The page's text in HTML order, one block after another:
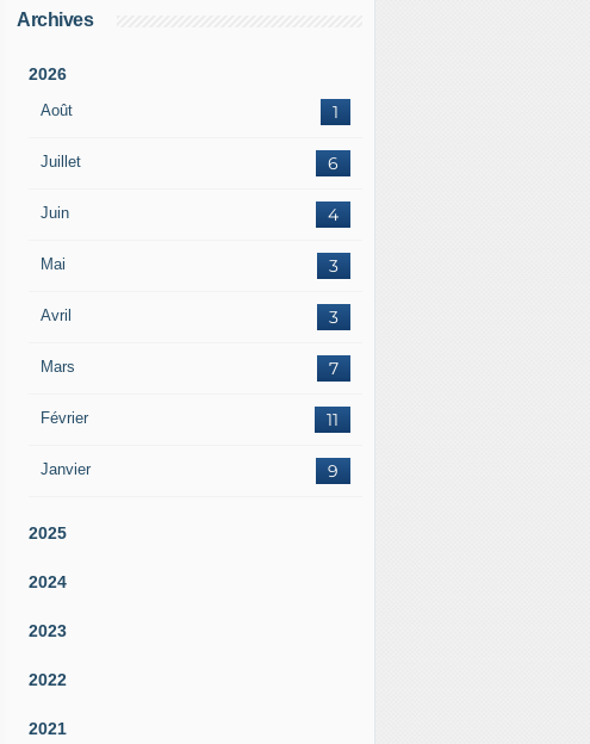
Archives
2026
Août 1
Juillet 6
Juin 4
Mai 3
Avril 3
Mars 7
Février 11
Janvier 9
2025
2024
2023
2022
2021